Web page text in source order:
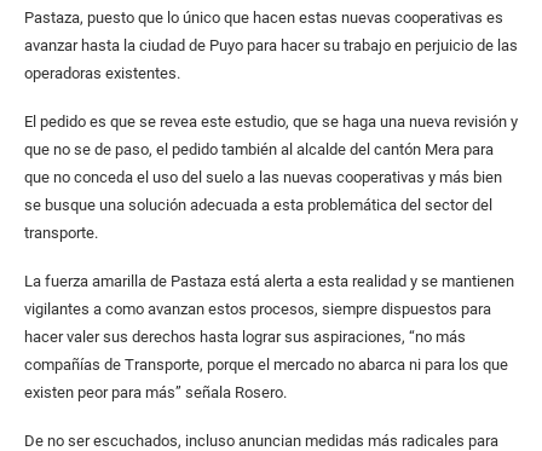
Pastaza, puesto que lo único que hacen estas nuevas cooperativas es
avanzar hasta la ciudad de Puyo para hacer su trabajo en perjuicio de las
operadoras existentes.
El pedido es que se revea este estudio, que se haga una nueva revisión y
que no se de paso, el pedido también al alcalde del cantón Mera para
que no conceda el uso del suelo a las nuevas cooperativas y más bien
se busque una solución adecuada a esta problemática del sector del
transporte.
La fuerza amarilla de Pastaza está alerta a esta realidad y se mantienen
vigilantes a como avanzan estos procesos, siempre dispuestos para
hacer valer sus derechos hasta lograr sus aspiraciones, “no más
compañías de Transporte, porque el mercado no abarca ni para los que
existen peor para más” señala Rosero.
De no ser escuchados, incluso anuncian medidas más radicales para